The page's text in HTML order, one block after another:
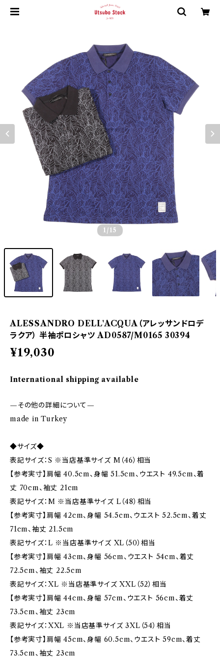
1 /15
ALESSANDRO DELL'ACQUA（アレッサンドロデ
ラクア） 半袖ポロシャツ AD0587/M0165 30394
¥19,030
International shipping available
—その他の詳細について—
made in Turkey
◆サイズ◆
表記サイズ：S ※当店基準サイズ M（46）相当
【参考実寸】肩幅 40.5cm、身幅 51.5cm、ウエスト 49.5cm、着
丈 70cm、袖丈 21cm
表記サイズ：M ※当店基準サイズ L（48）相当
【参考実寸】肩幅 42cm、身幅 54.5cm、ウエスト 52.5cm、着丈
71cm、袖丈 21.5cm
表記サイズ：L ※当店基準サイズ XL（50）相当
【参考実寸】肩幅 43cm、身幅 56cm、ウエスト 54cm、着丈
72.5cm、袖丈 22.5cm
表記サイズ：XL ※当店基準サイズ XXL（52）相当
【参考実寸】肩幅 44cm、身幅 57cm、ウエスト 56cm、着丈
73.5cm、袖丈 23cm
表記サイズ：XXL ※当店基準サイズ 3XL（54）相当
【参考実寸】肩幅 45cm、身幅 60.5cm、ウエスト 59cm、着丈
73.5cm、袖丈 23cm